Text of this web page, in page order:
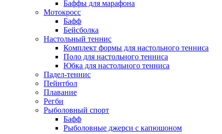
Баффы для марафона
Мотокросс
Бафф
Бейсболка
Настольный теннис
Комплект формы для настольного тенниса
Поло для настольного тенниса
Юбка для настольного тенниса
Падел-теннис
Пейнтбол
Плавание
Регби
Рыболовный спорт
Бафф
Рыболовные джерси с капюшоном